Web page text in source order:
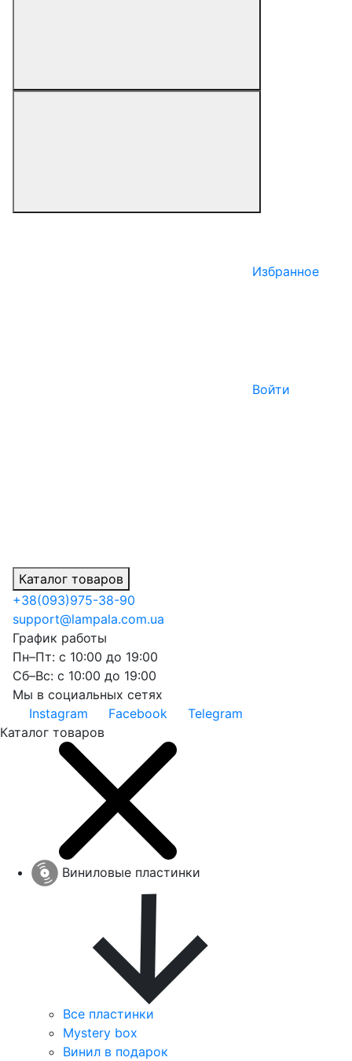
Избранное
Войти
Каталог товаров
+38(093)975-38-90
support@lampala.com.ua
График работы
Пн–Пт: с 10:00 до 19:00
Сб–Вс: с 10:00 до 19:00
Мы в социальных сетях
Instagram
Facebook
Telegram
Каталог товаров
Виниловые пластинки
Все пластинки
Mystery box
Винил в подарок